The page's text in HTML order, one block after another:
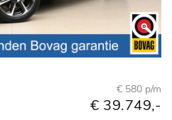
€ 580 p/m
€ 39.749,-